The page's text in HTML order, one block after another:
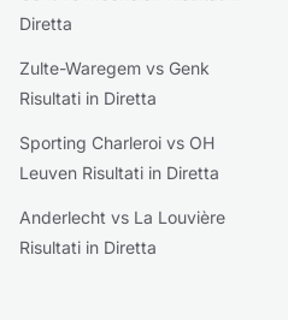
Diretta
Zulte-Waregem vs Genk
Risultati in Diretta
Sporting Charleroi vs OH
Leuven Risultati in Diretta
Anderlecht vs La Louvière
Risultati in Diretta